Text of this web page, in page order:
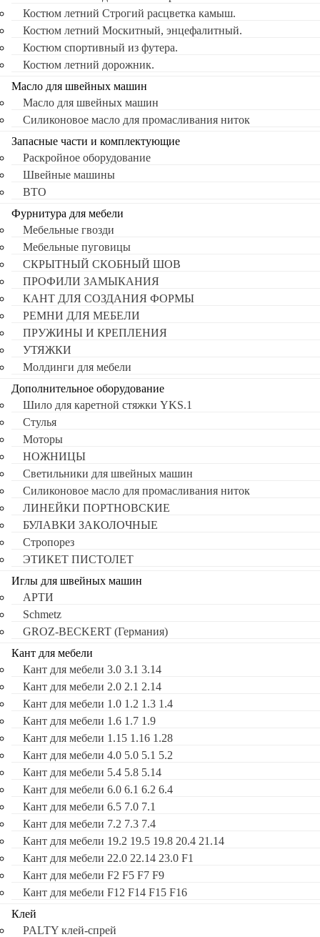
Костюм летний Строгий расцветка камыш.
Костюм летний Москитный, энцефалитный.
Костюм спортивный из футера.
Костюм летний дорожник.
Масло для швейных машин
Масло для швейных машин
Силиконовое масло для промасливания ниток
Запасные части и комплектующие
Раскройное оборудование
Швейные машины
ВТО
Фурнитура для мебели
Мебельные гвозди
Мебельные пуговицы
СКРЫТНЫЙ СКОБНЫЙ ШОВ
ПРОФИЛИ ЗАМЫКАНИЯ
КАНТ ДЛЯ СОЗДАНИЯ ФОРМЫ
РЕМНИ ДЛЯ МЕБЕЛИ
ПРУЖИНЫ И КРЕПЛЕНИЯ
УТЯЖКИ
Молдинги для мебели
Дополнительное оборудование
Шило для каретной стяжки YKS.1
Стулья
Моторы
НОЖНИЦЫ
Светильники для швейных машин
Силиконовое масло для промасливания ниток
ЛИНЕЙКИ ПОРТНОВСКИЕ
БУЛАВКИ ЗАКОЛОЧНЫЕ
Стропорез
ЭТИКЕТ ПИСТОЛЕТ
Иглы для швейных машин
АРТИ
Schmetz
GROZ-BECKERT (Германия)
Кант для мебели
Кант для мебели 3.0 3.1 3.14
Кант для мебели 2.0 2.1 2.14
Кант для мебели 1.0 1.2 1.3 1.4
Кант для мебели 1.6 1.7 1.9
Кант для мебели 1.15 1.16 1.28
Кант для мебели 4.0 5.0 5.1 5.2
Кант для мебели 5.4 5.8 5.14
Кант для мебели 6.0 6.1 6.2 6.4
Кант для мебели 6.5 7.0 7.1
Кант для мебели 7.2 7.3 7.4
Кант для мебели 19.2 19.5 19.8 20.4 21.14
Кант для мебели 22.0 22.14 23.0 F1
Кант для мебели F2 F5 F7 F9
Кант для мебели F12 F14 F15 F16
Клей
PALTY клей-спрей